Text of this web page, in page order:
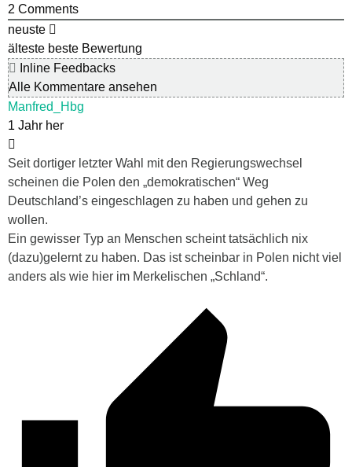
2 Comments
neuste
älteste beste Bewertung
Inline Feedbacks
Alle Kommentare ansehen
Manfred_Hbg
1 Jahr her
Seit dortiger letzter Wahl mit den Regierungswechsel
scheinen die Polen den „demokratischen“ Weg
Deutschland’s eingeschlagen zu haben und gehen zu
wollen.
Ein gewisser Typ an Menschen scheint tatsächlich nix
(dazu)gelernt zu haben. Das ist scheinbar in Polen nicht viel
anders als wie hier im Merkelischen „Schland“.